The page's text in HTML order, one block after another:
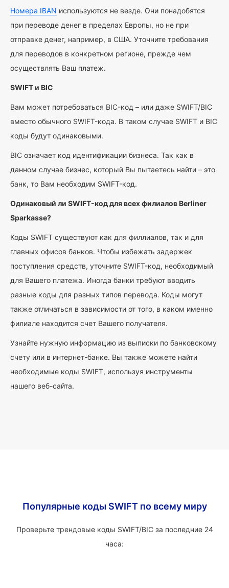
Номера IBAN используются не везде. Они понадобятся
при переводе денег в пределах Европы, но не при
отправке денег, например, в США. Уточните требования
для переводов в конкретном регионе, прежде чем
осуществлять Ваш платеж.
SWIFT и BIC
Вам может потребоваться BIC-код – или даже SWIFT/BIC
вместо обычного SWIFT-кода. В таком случае SWIFT и BIC
коды будут одинаковыми.
BIC означает код идентификации бизнеса. Так как в
данном случае бизнес, который Вы пытаетесь найти – это
банк, то Вам необходим SWIFT-код.
Одинаковый ли SWIFT-код для всех филиалов Berliner
Sparkasse?
Коды SWIFT существуют как для филлиалов, так и для
главных офисов банков. Чтобы избежать задержек
поступления средств, уточните SWIFT-код, необходимый
для Вашего платежа. Иногда банки требуют вводить
разные коды для разных типов перевода. Коды могут
также отличаться в зависимости от того, в каком именно
филиале находится счет Вашего получателя.
Узнайте нужную информацию из выписки по банковскому
счету или в интернет-банке. Вы также можете найти
необходимые коды SWIFT, используя инструменты
нашего веб-сайта.
Популярные коды SWIFT по всему миру
Проверьте трендовые коды SWIFT/BIC за последние 24
часа: